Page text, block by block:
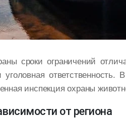
сроки ограничений
ответственность.
инспекция охраны
от региона